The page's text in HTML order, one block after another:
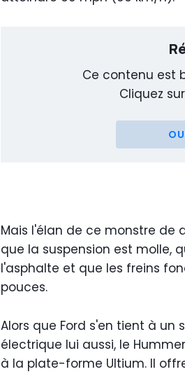
Ce contenu est
Cliquez
Mais l'élan de ce monstre de
que la suspension est molle,
l'asphalte et que les freins
pouces.
Alors que Ford s'en tient à un
électrique lui aussi, le
à la plate-forme Ultium. Il